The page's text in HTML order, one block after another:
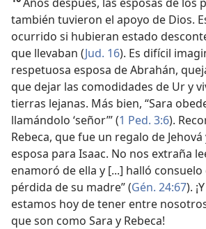
también tuvieron el apoyo de Dios.
ocurrido si hubieran estado
que llevaban (Jud. 16). Es difícil
respetuosa esposa de Abrahán,
que dejar las comodidades de Ur y
tierras lejanas. Más bien, “Sara
llamándolo ‘señor’” (1 Ped. 3:6).
Rebeca, que fue un regalo de
esposa para Isaac. No nos extraña
enamoró de ella y [...] halló consuelo
pérdida de su madre” (Gén. 24:67).
estamos hoy de tener entre
que son como Sara y Rebeca!